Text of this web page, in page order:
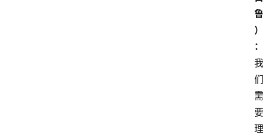
鲁
）
：
我
们
需
要
理